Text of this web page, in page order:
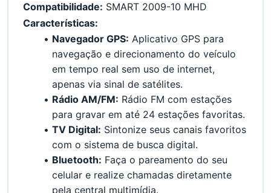
Compatibilidade: SMART 2009-10 MHD
Características:
Navegador GPS: Aplicativo GPS para
navegação e direcionamento do veículo
em tempo real sem uso de internet,
apenas via sinal de satélites.
Rádio AM/FM: Rádio FM com estações
para gravar em até 24 estações favoritas.
TV Digital: Sintonize seus canais favoritos
com o sistema de busca digital.
Bluetooth: Faça o pareamento do seu
celular e realize chamadas diretamente
pela central multimídia.